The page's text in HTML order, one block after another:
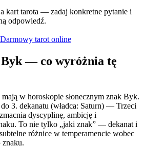
kart tarota — zadaj konkretne pytanie i
odpowiedź.
Darmowy tarot online
Byk— co wyróżnia tę
w horoskopie słonecznym znak Byk.
3. dekanatu (władca: Saturn) — Trzeci
dyscyplinę, ambicję i
To nie tylko „jaki znak” — dekanat i
różnice w temperamencie wobec
znaku.